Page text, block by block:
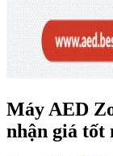
Máy AED
nhận giá tốt